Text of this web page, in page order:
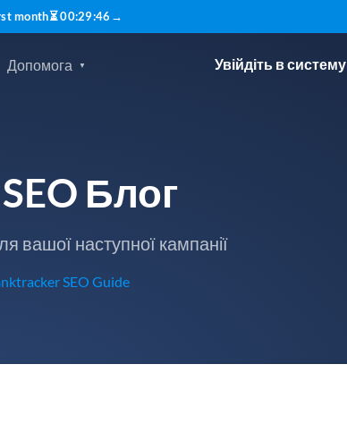
month⏳00:29:45 →
Допомога Увійдіть в систему
Блог
вашої наступної кампанії
SEO Guide